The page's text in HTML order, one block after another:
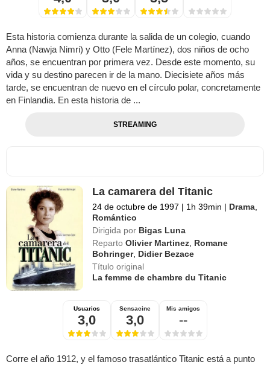
Esta historia comienza durante la salida de un colegio, cuando
Anna (Nawja Nimri) y Otto (Fele Martínez), dos niños de ocho
años, se encuentran por primera vez. Desde este momento, su
vida y su destino parecen ir de la mano. Diecisiete años más
tarde, se encuentran de nuevo en el círculo polar, concretamente
en Finlandia. En esta historia de ...
STREAMING
La camarera del Titanic
24 de octubre de 1997 | 1h 39min | Drama
Romántico
Dirigida por Bigas Luna
Reparto Olivier Martinez Romane
Bohringer, Didier Bezace
Título original
La femme de chambre du Titanic
Usuarios
3,0
Sensacine
3,0
Mis amigos
--
Corre el año 1912, y el famoso trasatlántico Titanic está a punto